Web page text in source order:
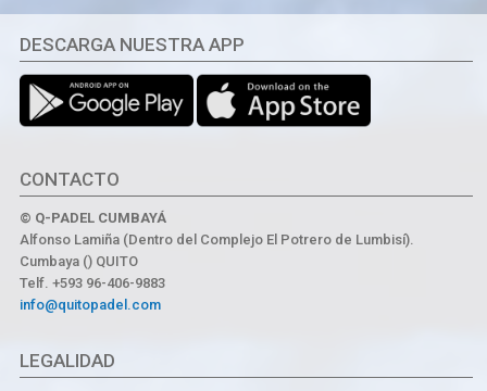
DESCARGA NUESTRA APP
CONTACTO
© Q-PADEL CUMBAYÁ
Alfonso Lamiña (Dentro del Complejo El Potrero de Lumbisí).
Cumbaya () QUITO
Telf. +593 96-406-9883
info@quitopadel.com
LEGALIDAD